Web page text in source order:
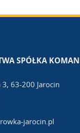
SPÓŁKA
63-200 Jarocin
jarocin.pl